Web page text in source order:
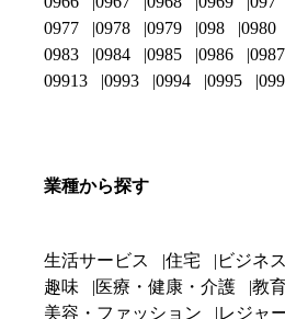
0977
0978 0979 098 0980
0983
0984 0985 0986 0987
09913
0993 0994 0995
業種から探す
生活サービス 住宅 ビジネス
趣味
医療・健康・介護
教
美容・ファッション
レジャ